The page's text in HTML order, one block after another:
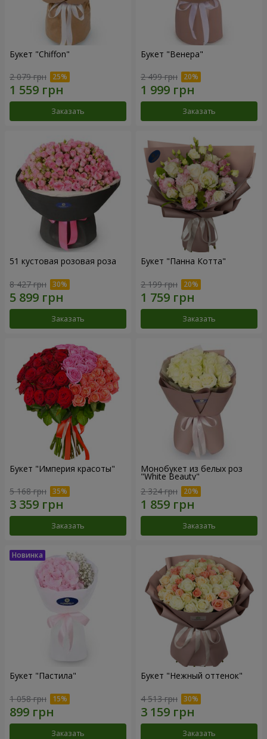
Букет "Chiffon"
2 079 грн
Заказать
Букет "Венера"
2 499 грн
Заказать
51 кустовая розовая роза
8 427 грн
Заказать
Букет "Панна Котта"
2 199 грн
Заказать
Букет "Империя красоты"
5 168 грн
Заказать
Монобукет из белых роз
"White Beauty"
2 324 грн
Заказать
Букет "Пастила"
1 058 грн
Заказать
Букет "Нежный оттенок"
4 513 грн
Заказать